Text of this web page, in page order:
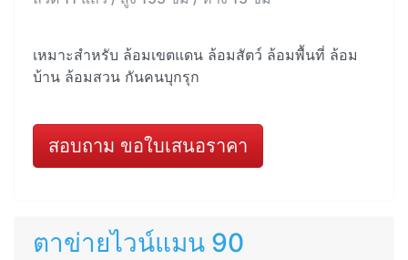
เหมาะสำหรับ ล้อมเขตแดน ล้อมสัตว์ ล้อมพื้นที่ ล้อม
บ้าน ล้อมสวน กันคนบุกรุก
สอบถาม ขอใบเสนอราคา
ตาข่ายไวน์แมน 90